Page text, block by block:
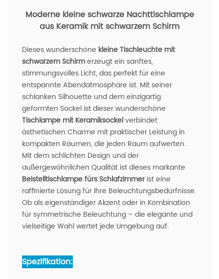
Moderne kleine schwarze Nachttischlampe
aus Keramik mit schwarzem Schirm
Dieses wunderschöne kleine Tischleuchte mit
schwarzem Schirmerzeugt ein sanftes,
stimmungsvolles Licht, das perfekt für eine
entspannte Abendatmosphäre ist. Mit seiner
schlanken Silhouette und dem einzigartig
geformten Sockel ist dieser wunderschöne
Tischlampe mit Keramiksockelverbindet
ästhetischen Charme mit praktischer Leistung in
kompakten Räumen, die jeden Raum aufwerten.
Mit dem schlichten Design und der
außergewöhnlichen Qualität ist dieses markante
Beistelltischlampe fürs Schlafzimmerist eine
raffinierte Lösung für Ihre Beleuchtungsbedürfnisse.
Ob als eigenständiger Akzent oder in Kombination
für symmetrische Beleuchtung – die elegante und
vielseitige Wahl wertet jede Umgebung auf.
Spezifikation: